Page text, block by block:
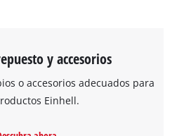
y accesorios
o accesorios adecuados para
Einhell.